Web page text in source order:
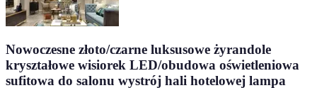
Nowoczesne złoto/czarne luksusowe żyrandole
kryształowe wisiorek LED/obudowa oświetleniowa
sufitowa do salonu wystrój hali hotelowej lampa